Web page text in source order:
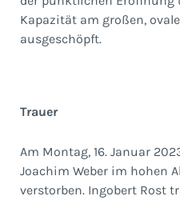
Kapazität am großen,
ausgeschöpft.
Trauer
Am Montag, 16. Januar
Joachim Weber im hohen
verstorben. Ingobert Rost